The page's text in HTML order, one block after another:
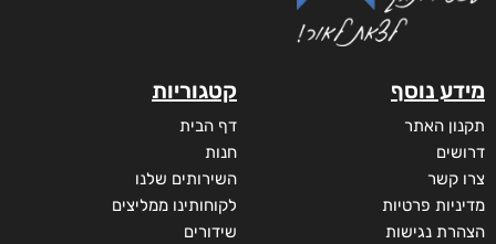
מידע נוסף
תקנון האתר
דרושים
צרו קשר
מדיניות פרטיות
הצהרת נגישות
קטגוריות
דף הבית
חנות
השירותים שלנו
לקוחותינו ממליצים
שידורים